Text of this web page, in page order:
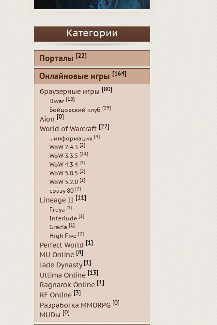
Категории
Порталы [22]
Онлайновые игры [164]
браузерные игры [80]
Dwar [18]
Бойцовский клуб [29]
Aion [0]
World of Warcraft [22]
...информация [4]
WoW 2.4.3 [2]
WoW 3.3.5 [14]
WoW 4.3.4 [1]
WoW 5.0.5 [2]
WoW 5.2.0 [1]
сразу 80 [2]
Lineage II [11]
Freya [1]
Interlude [3]
Gracia [1]
High Five [2]
Perfect World [1]
MU Online [8]
Jade Dynasty [1]
Ultima Online [13]
Ragnarok Online [1]
RF Online [3]
Разработка MMORPG [0]
MUDы [0]